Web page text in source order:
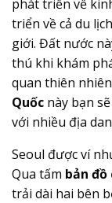
phát triển về
triển về cả du
giới. Đất nước
thú khi khám
quan thiên
Quốc này bạn
với nhiều địa
Seoul được ví
Qua tấm bản đồ
trải dài hai bên